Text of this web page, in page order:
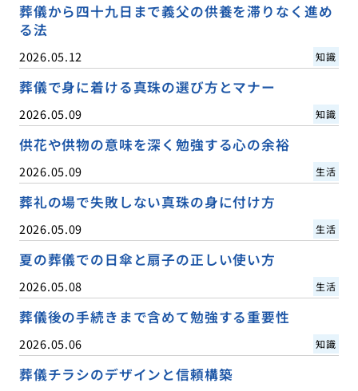
葬儀から四十九日まで義父の供養を滞りなく進め
る法
2026.05.12 知識
葬儀で身に着ける真珠の選び方とマナー
2026.05.09 知識
供花や供物の意味を深く勉強する心の余裕
2026.05.09 生活
葬礼の場で失敗しない真珠の身に付け方
2026.05.09 生活
夏の葬儀での日傘と扇子の正しい使い方
2026.05.08 生活
葬儀後の手続きまで含めて勉強する重要性
2026.05.06 知識
葬儀チラシのデザインと信頼構築